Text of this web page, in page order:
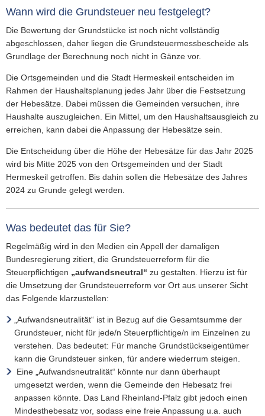
Wann wird die Grundsteuer neu festgelegt?
Die Bewertung der Grundstücke ist noch nicht vollständig
abgeschlossen, daher liegen die Grundsteuermessbescheide als
Grundlage der Berechnung noch nicht in Gänze vor.
Die Ortsgemeinden und die Stadt Hermeskeil entscheiden im
Rahmen der Haushaltsplanung jedes Jahr über die Festsetzung
der Hebesätze. Dabei müssen die Gemeinden versuchen, ihre
Haushalte auszugleichen. Ein Mittel, um den Haushaltsausgleich zu
erreichen, kann dabei die Anpassung der Hebesätze sein.
Die Entscheidung über die Höhe der Hebesätze für das Jahr 2025
wird bis Mitte 2025 von den Ortsgemeinden und der Stadt
Hermeskeil getroffen. Bis dahin sollen die Hebesätze des Jahres
2024 zu Grunde gelegt werden.
Was bedeutet das für Sie?
Regelmäßig wird in den Medien ein Appell der damaligen
Bundesregierung zitiert, die Grundsteuerreform für die
Steuerpflichtigen „aufwandsneutral“ zu gestalten. Hierzu ist für
die Umsetzung der Grundsteuerreform vor Ort aus unserer Sicht
das Folgende klarzustellen:
„Aufwandsneutralität“ ist in Bezug auf die Gesamtsumme der
Grundsteuer, nicht für jede/n Steuerpflichtige/n im Einzelnen zu
verstehen. Das bedeutet: Für manche Grundstückseigentümer
kann die Grundsteuer sinken, für andere wiederrum steigen.
Eine „Aufwandsneutralität“ könnte nur dann überhaupt
umgesetzt werden, wenn die Gemeinde den Hebesatz frei
anpassen könnte. Das Land Rheinland-Pfalz gibt jedoch einen
Mindesthebesatz vor, sodass eine freie Anpassung u.a. auch